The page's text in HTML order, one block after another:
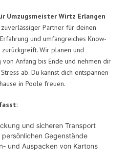
Umzugsmeister Wirtz Erlangen
Partner für deinen
und umfangreiches Know-
Wir planen und
Anfang bis Ende und nehmen dir
ab. Du kannst dich entspannen
in Poole freuen.
und sicheren Transport
Gegenstände
und Auspacken von Kartons